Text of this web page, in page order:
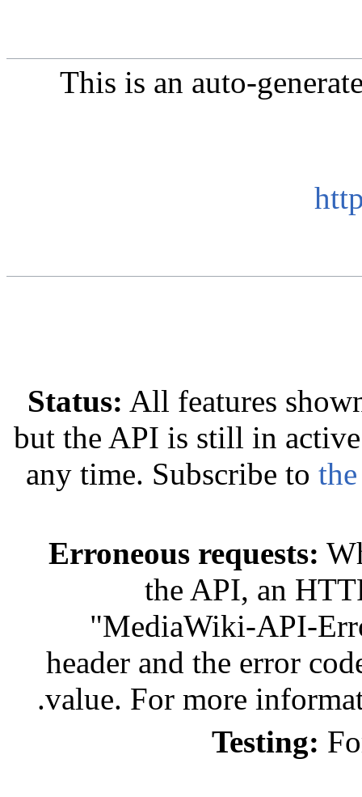
This is an auto-
Status: All features
but the API is still in
any time. Subscribe to
Erroneous requests:
the API, an
"MediaWiki-API-
header and the error
value. For more
.
Testing: